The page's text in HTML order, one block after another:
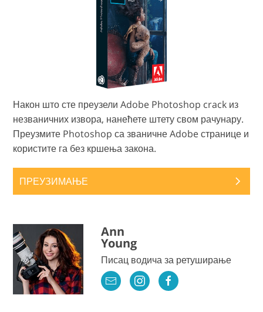
Након што сте преузели Adobe Photoshop crack из
незваничних извора, нанећете штету свом рачунару.
Преузмите Photoshop са званичне Adobe странице и
користите га без кршења закона.
ПРЕУЗИМАЊЕ
Ann
Young
Писац водича за ретуширање